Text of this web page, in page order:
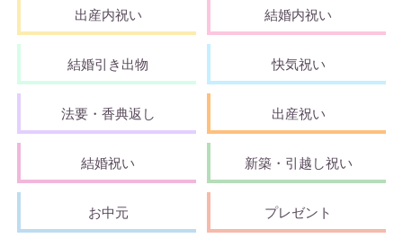
出産内祝い 結婚内祝い
結婚引き出物 快気祝い
法要・香典返し 出産祝い
結婚祝い 新築・引越し祝い
お中元 プレゼント